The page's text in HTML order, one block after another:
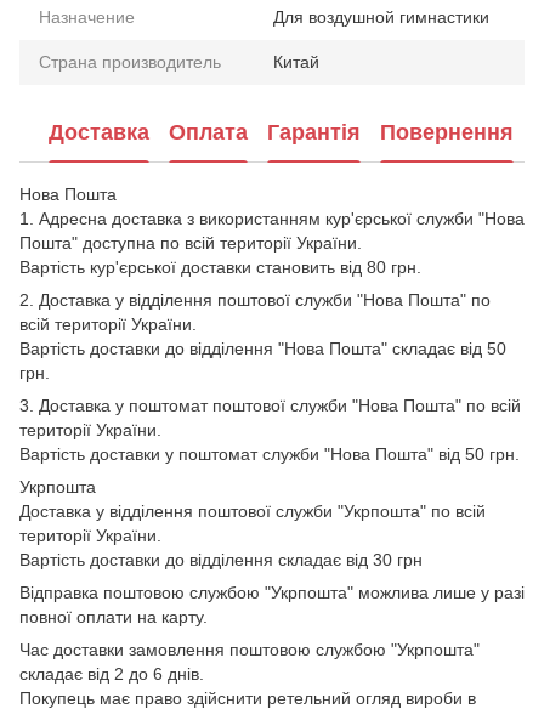
Назначение Для воздушной гимнастики
Страна производитель Китай
Доставка Оплата Гарантія Повернення
Нова Пошта
1. Адресна доставка з використанням кур'єрської служби "Нова
Пошта" доступна по всій території України.
Вартість кур'єрської доставки становить від 80 грн.
2. Доставка у відділення поштової служби "Нова Пошта" по
всій території України.
Вартість доставки до відділення "Нова Пошта" складає від 50
грн.
3. Доставка у поштомат поштової служби "Нова Пошта" по всій
території України.
Вартість доставки у поштомат служби "Нова Пошта" від 50 грн.
Укрпошта
Доставка у відділення поштової служби "Укрпошта" по всій
території України.
Вартість доставки до відділення складає від 30 грн
Відправка поштовою службою "Укрпошта" можлива лише у разі
повної оплати на карту.
Час доставки замовлення поштовою службою "Укрпошта"
складає від 2 до 6 днів.
Покупець має право здійснити ретельний огляд вироби в